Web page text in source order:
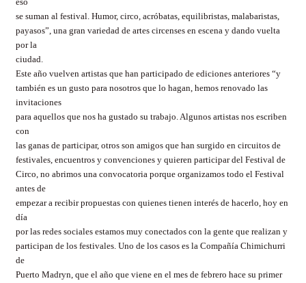
se suman al festival. Humor, circo, acróbatas, equilibristas, malabaristas,
payasos”, una gran variedad de artes circenses en escena y dando vuelta
por la
ciudad.
Este año vuelven artistas que han participado de ediciones anteriores “y
también es un gusto para nosotros que lo hagan, hemos renovado las
invitaciones
para aquellos que nos ha gustado su trabajo. Algunos artistas nos escriben
con
las ganas de participar, otros son amigos que han surgido en circuitos de
festivales, encuentros y convenciones y quieren participar del Festival de
Circo, no abrimos una convocatoria porque organizamos todo el Festival
antes de
empezar a recibir propuestas con quienes tienen interés de hacerlo, hoy en
día
por las redes sociales estamos muy conectados con la gente que realizan y
participan de los festivales. Uno de los casos es la Compañía Chimichurri
de
Puerto Madryn, que el año que viene en el mes de febrero hace su primer